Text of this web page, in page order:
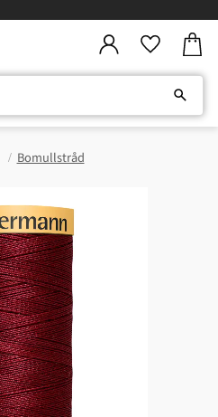
Bomullstråd